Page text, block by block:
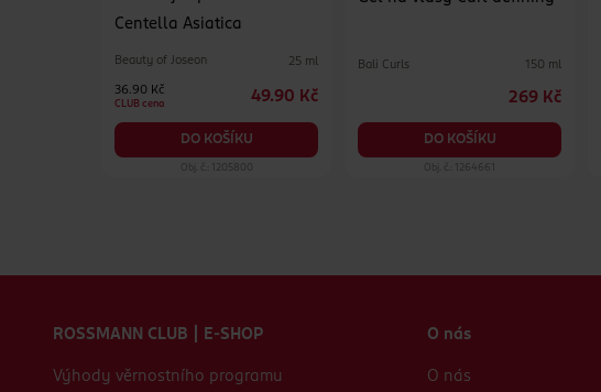
Centella Asiatica
Beauty of Joseon 25 ml
36.90 Kč
CLUB cena 49.90 Kč
DO KOŠÍKU
Obj. č.: 1205800
Bali Curls 150 ml
269 Kč
DO KOŠÍKU
Obj. č.: 1264661
ROSSMANN CLUB | E-SHOP
Výhody věrnostního programu
O nás
O nás